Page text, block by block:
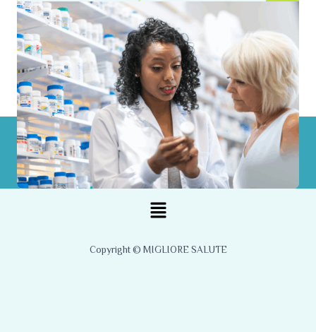
Menu
Copyright © MIGLIORE SALUTE